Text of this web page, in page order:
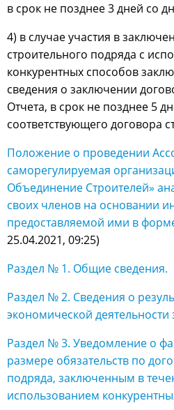
в срок не позднее 3 дней со
4) в случае участия в
строительного подряда с
конкурентных способов
сведения о заключении
Отчета, в срок не позднее 5
соответствующего договора
Положение о проведении
саморегулируемая
Объединение Строителей»
своих членов на основании
предоставляемой ими в
25.04.2021, 09:25)
Раздел № 1. Общие сведения.
Раздел № 2. Сведения о
экономической деятельности
Раздел № 3. Уведомление о
размере обязательств по
подряда, заключенным в
использованием